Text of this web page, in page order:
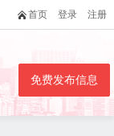
首页 登录 注册
免费发布信息